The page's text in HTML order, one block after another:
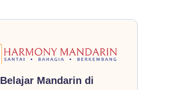
Belajar Mandarin di